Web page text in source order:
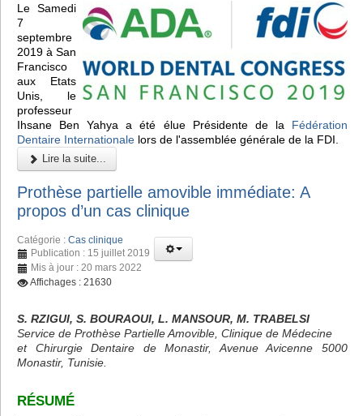
Le Samedi
7
septembre
2019 à San
Francisco
aux Etats
Unis, le
professeur
Ihsane Ben Yahya a été élue Présidente de la Fédération
Dentaire Internationale lors de l'assemblée générale de la FDI.
Lire la suite...
Prothèse partielle amovible immédiate: A
propos d’un cas clinique
Catégorie : Cas clinique
Publication : 15 juillet 2019
Mis à jour : 20 mars 2022
Affichages : 21630
S. RZIGUI, S. BOURAOUI, L. MANSOUR, M. TRABELSI
Service de Prothèse Partielle Amovible, Clinique de Médecine
et Chirurgie Dentaire de Monastir, Avenue Avicenne 5000
Monastir, Tunisie.
RÉSUMÉ